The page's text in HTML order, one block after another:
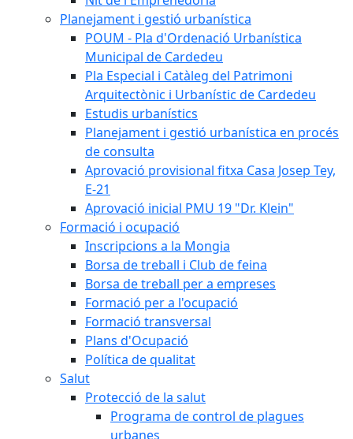
Planejament i gestió urbanística
POUM - Pla d'Ordenació Urbanística
Municipal de Cardedeu
Pla Especial i Catàleg del Patrimoni
Arquitectònic i Urbanístic de Cardedeu
Estudis urbanístics
Planejament i gestió urbanística en procés
de consulta
Aprovació provisional fitxa Casa Josep Tey,
E-21
Aprovació inicial PMU 19 "Dr. Klein"
Formació i ocupació
Inscripcions a la Mongia
Borsa de treball i Club de feina
Borsa de treball per a empreses
Formació per a l'ocupació
Formació transversal
Plans d'Ocupació
Política de qualitat
Salut
Protecció de la salut
Programa de control de plagues
urbanes